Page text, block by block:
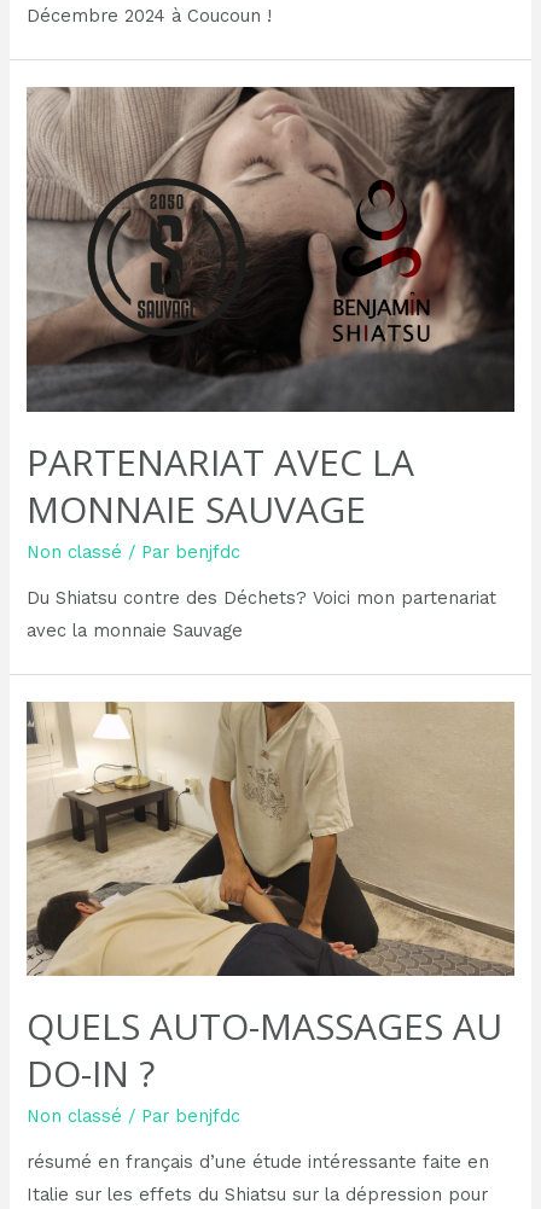
Décembre 2024 à Coucoun !
PARTENARIAT AVEC LA
MONNAIE SAUVAGE
Non classé / Par benjfdc
Du Shiatsu contre des Déchets? Voici mon partenariat
avec la monnaie Sauvage
QUELS AUTO-MASSAGES AU
DO-IN ?
Non classé / Par benjfdc
résumé en français d’une étude intéressante faite en
Italie sur les effets du Shiatsu sur la dépression pour